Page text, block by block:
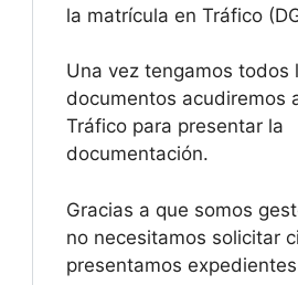
la matrícula en Tráfico
Una vez tengamos todos
documentos acudiremos
Tráfico para presentar la
documentación.
Gracias a que somos
no necesitamos solicitar
presentamos